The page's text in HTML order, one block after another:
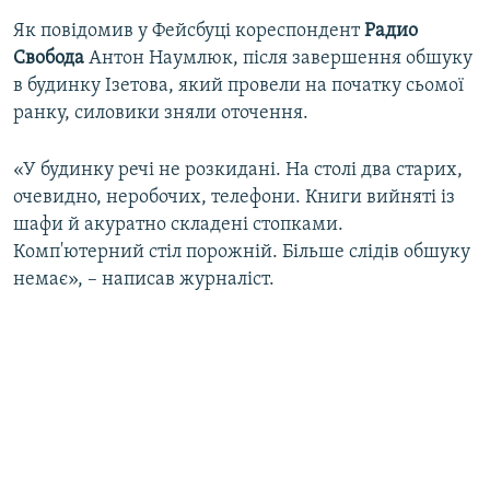
Як повідомив у Фейсбуці кореспондентРадио
Свобода Антон Наумлюк, після завершення обшуку
в будинку Ізетова, який провели на початку сьомої
ранку, силовики зняли оточення.
«У будинку речі не розкидані. На столі два старих,
очевидно, неробочих, телефони. Книги вийняті із
шафи й акуратно складені стопками.
Комп'ютерний стіл порожній. Більше слідів обшуку
немає», – написав журналіст.